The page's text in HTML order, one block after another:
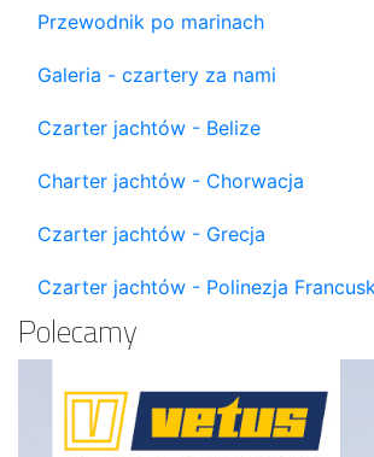
Przewodnik po marinach
Galeria - czartery za nami
Czarter jachtów - Belize
Charter jachtów - Chorwacja
Czarter jachtów - Grecja
Czarter jachtów - Polinezja
Polecamy